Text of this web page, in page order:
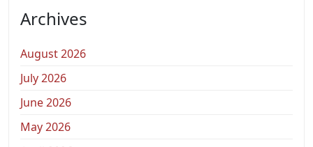
Archives
August 2026
July 2026
June 2026
May 2026